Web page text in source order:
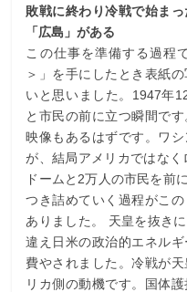
敗戦に終わり冷戦で始ま
「広島」がある
この仕事を準備する過程
＞」を手にしたとき表紙
いと思いました。1947年
と市民の前に立つ瞬間で
映像もあるはずです。ワ
が、結局アメリカではな
ドームと2万人の市民を前
つき詰めていく過程がこ
ありました。 天皇を抜き
違え日米の政治的エネル
費やされました。冷戦が
リカ側の動機です。国体